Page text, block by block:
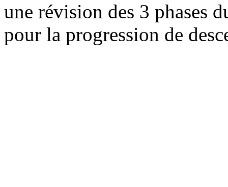
une révision des 3 phases
pour la progression de